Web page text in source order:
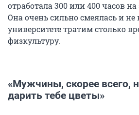
отработала 300 или 400 часов
Она очень сильно смеялась и
университете тратим столько
физкультуру.
«Мужчины, скорее всего,
дарить тебе цветы»